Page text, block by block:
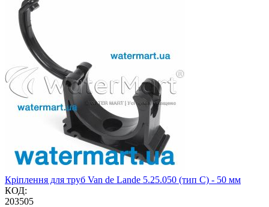
Кріплення для труб Van de Lande 5.25.050 (тип C) - 50 мм
КОД:
203505